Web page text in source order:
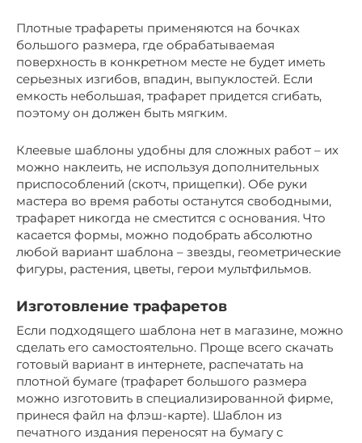
Плотные трафареты применяются на бочках
большого размера, где обрабатываемая
поверхность в конкретном месте не будет иметь
серьезных изгибов, впадин, выпуклостей. Если
емкость небольшая, трафарет придется сгибать,
поэтому он должен быть мягким.
Клеевые шаблоны удобны для сложных работ – их
можно наклеить, не используя дополнительных
приспособлений (скотч, прищепки). Обе руки
мастера во время работы останутся свободными,
трафарет никогда не сместится с основания. Что
касается формы, можно подобрать абсолютно
любой вариант шаблона – звезды, геометрические
фигуры, растения, цветы, герои мультфильмов.
Изготовление трафаретов
Если подходящего шаблона нет в магазине, можно
сделать его самостоятельно. Проще всего скачать
готовый вариант в интернете, распечатать на
плотной бумаге (трафарет большого размера
можно изготовить в специализированной фирме,
принеся файл на флэш-карте). Шаблон из
печатного издания переносят на бумагу с